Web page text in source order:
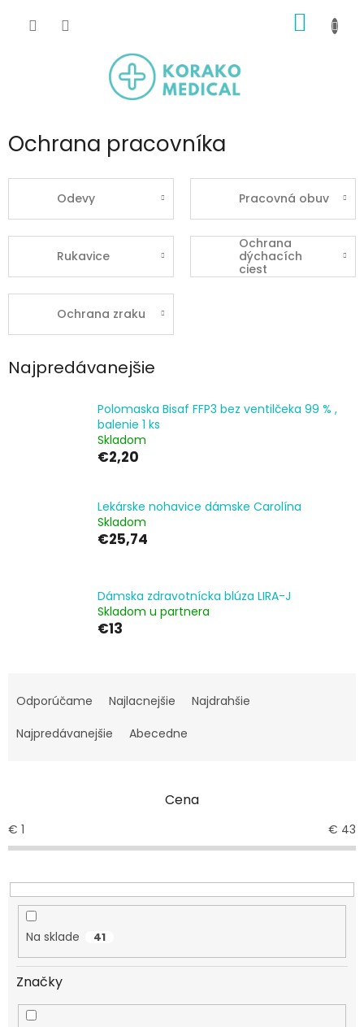
KOŠÍK
Ochrana pracovníka
Odevy Pracovná obuv
Rukavice
Ochrana
dýchacích
ciest
Ochrana zraku
Najpredávanejšie
Polomaska Bisaf FFP3 bez ventilčeka 99 % ,
balenie 1 ks
Skladom
€2,20
Lekárske nohavice dámske Carolína
Skladom
€25,74
Dámska zdravotnícka blúza LIRA-J
Skladom u partnera
€13
a
e
r
o
u
k
Odporúčame Najlacnejšie
Najdrahšie
Najpredávanejšie
Abecedne
Cena
€ 1 € 43
Na sklade 41
Značky